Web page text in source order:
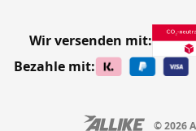
Wir versenden mit:
Bezahle mit:
© 2026